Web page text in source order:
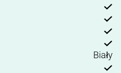
Biały